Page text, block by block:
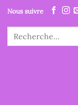
Nous suivre
pour :